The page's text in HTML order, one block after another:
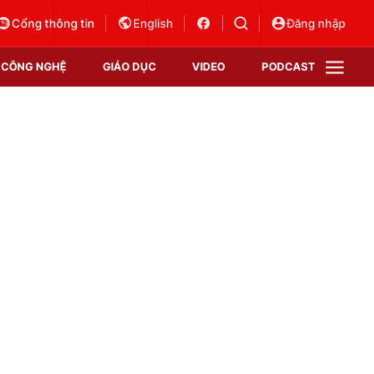
Cổng thông tin English Đăng nhập
CÔNG NGHỆ GIÁO DỤC VIDEO PODCAST